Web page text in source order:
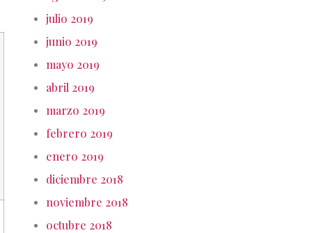
julio 2019
junio 2019
mayo 2019
abril 2019
marzo 2019
febrero 2019
enero 2019
diciembre 2018
noviembre 2018
octubre 2018